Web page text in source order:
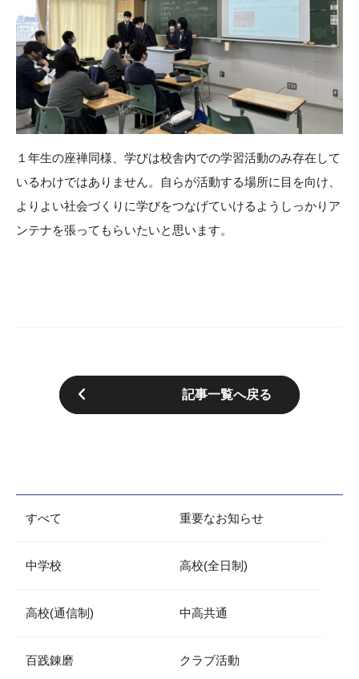
１年生の座禅同様、学びは校舎内での学習活動のみ存在して
いるわけではありません。自らが活動する場所に目を向け、
よりよい社会づくりに学びをつなげていけるようしっかりア
ンテナを張ってもらいたいと思います。
記事一覧へ戻る
すべて 重要なお知らせ
中学校 高校(全日制)
高校(通信制) 中高共通
百践錬磨 クラブ活動